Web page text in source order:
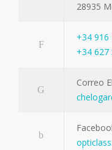
28935
+34 916
+34 627
Correo